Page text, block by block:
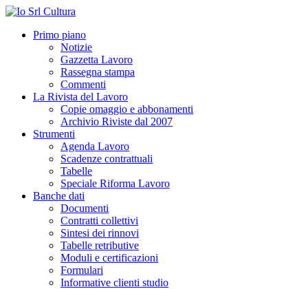
Primo piano
Notizie
Gazzetta Lavoro
Rassegna stampa
Commenti
La Rivista del Lavoro
Copie omaggio e abbonamenti
Archivio Riviste dal 2007
Strumenti
Agenda Lavoro
Scadenze contrattuali
Tabelle
Speciale Riforma Lavoro
Banche dati
Documenti
Contratti collettivi
Sintesi dei rinnovi
Tabelle retributive
Moduli e certificazioni
Formulari
Informative clienti studio